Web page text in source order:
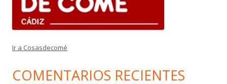
Ir a Cosasdecomé
COMENTARIOS RECIENTES